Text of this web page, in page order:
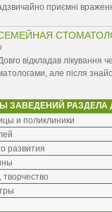
приємні
відкладав лікування
але після
ЗАВЕДЕНИЙ РАЗДЕЛА
и поликлиники
развития
творчество